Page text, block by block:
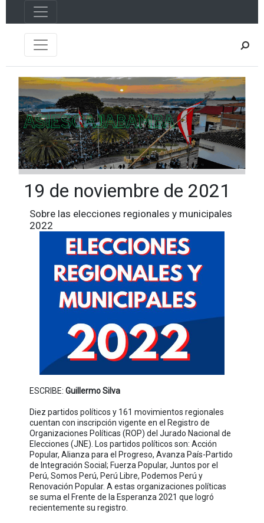
19 de noviembre de 2021
Sobre las elecciones regionales y municipales
2022
ESCRIBE: Guillermo Silva
Diez partidos políticos y 161 movimientos regionales
cuentan con inscripción vigente en el Registro de
Organizaciones Políticas (ROP) del Jurado Nacional de
Elecciones (JNE). Los partidos políticos son: Acción
Popular, Alianza para el Progreso, Avanza País-Partido
de Integración Social; Fuerza Popular, Juntos por el
Perú, Somos Perú, Perú Libre, Podemos Perú y
Renovación Popular. A estas organizaciones políticas
se suma el Frente de la Esperanza 2021 que logró
recientemente su registro.